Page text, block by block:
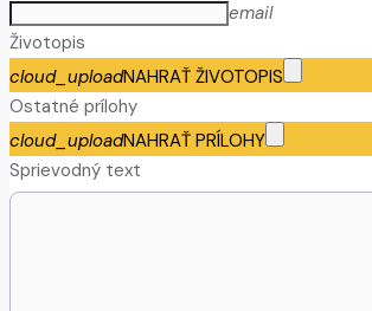
email
Životopis
cloud_uploadNAHRAŤ ŽIVOTOPIS
Ostatné prílohy
cloud_uploadNAHRAŤ PRÍLOHY
Sprievodný text